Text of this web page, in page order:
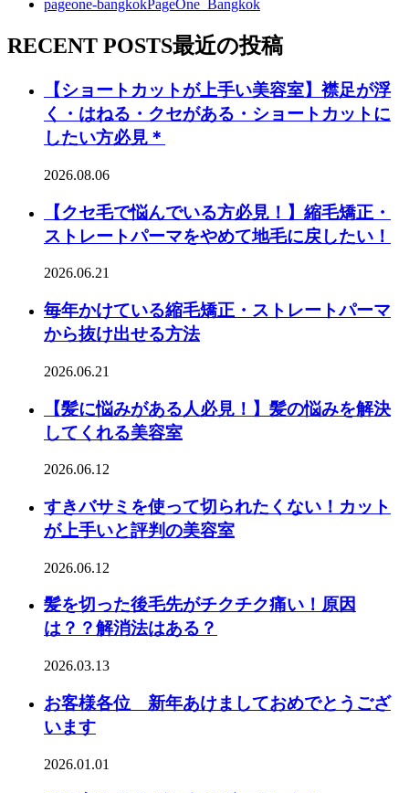
pageone-bangkokPageOne_Bangkok
RECENT POSTS最近の投稿
【ショートカットが上手い美容室】襟足が浮
く・はねる・クセがある・ショートカットに
したい方必見＊
2026.08.06
【クセ毛で悩んでいる方必見！】縮毛矯正・
ストレートパーマをやめて地毛に戻したい！
2026.06.21
毎年かけている縮毛矯正・ストレートパーマ
から抜け出せる方法
2026.06.21
【髪に悩みがある人必見！】髪の悩みを解決
してくれる美容室
2026.06.12
すきバサミを使って切られたくない！カット
が上手いと評判の美容室
2026.06.12
髪を切った後毛先がチクチク痛い！原因
は？？解消法はある？
2026.03.13
お客様各位 新年あけましておめでとうござ
います
2026.01.01